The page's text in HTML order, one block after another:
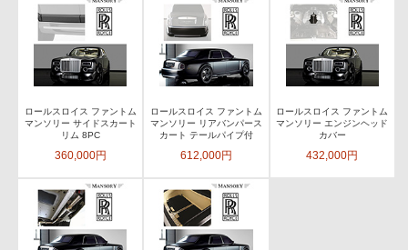
ロールスロイス ファントム
マンソリー サイドスカート
リム 8PC
360,000円
ロールスロイス ファントム
マンソリー リアバンパース
カート テールパイプ付
612,000円
ロールスロイス ファントム
マンソリー エンジンヘッド
カバー
432,000円